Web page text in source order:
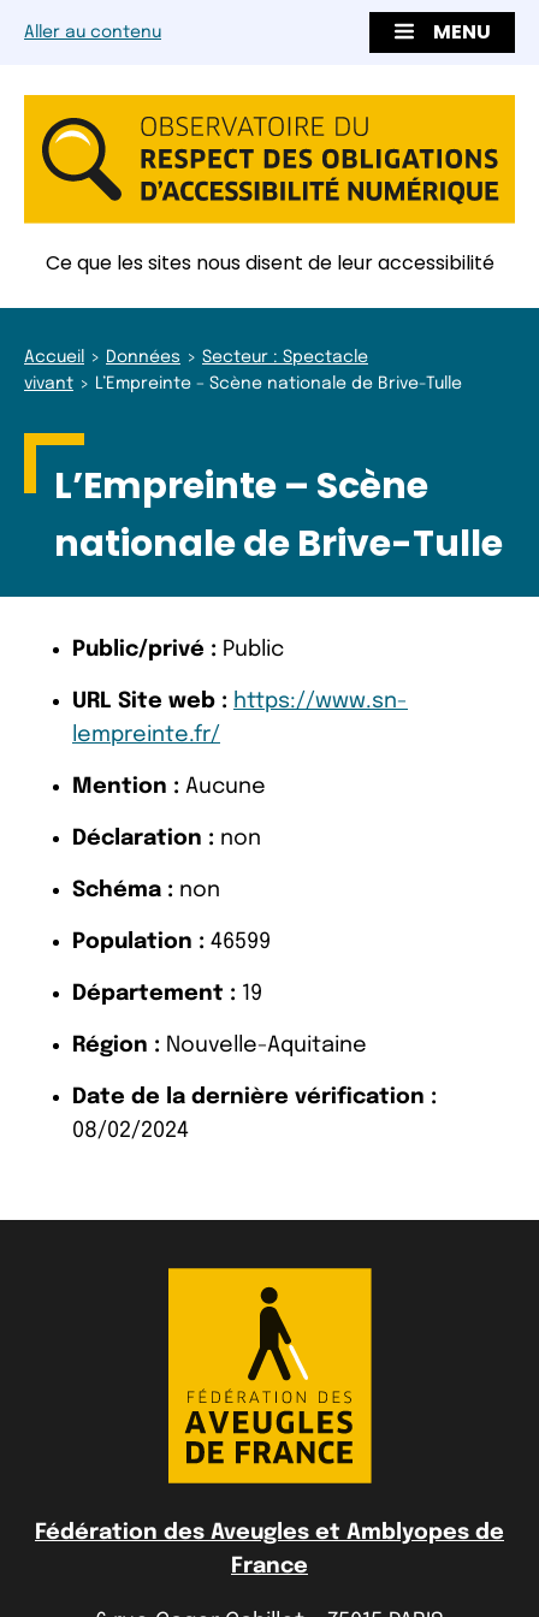
Aller au contenu MENU
Ce que les sites nous disent de leur accessibilité
Accueil Données
Secteur : Spectacle
vivant
L’Empreinte – Scène nationale de Brive-Tulle
L’Empreinte – Scène
nationale de Brive-Tulle
Public/privé : Public
URL Site web : https://www.sn-
lempreinte.fr/
Mention : Aucune
Déclaration : non
Schéma : non
Population : 46599
Département : 19
Région : Nouvelle-Aquitaine
Date de la dernière vérification :
08/02/2024
Fédération des Aveugles et Amblyopes de
France